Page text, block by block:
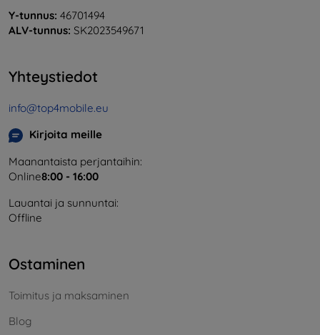
Y-tunnus: 46701494
ALV-tunnus: SK2023549671
Yhteystiedot
info@top4mobile.eu
Kirjoita meille
Maanantaista perjantaihin:
Online8:00 - 16:00
Lauantai ja sunnuntai:
Offline
Ostaminen
Toimitus ja maksaminen
Blog